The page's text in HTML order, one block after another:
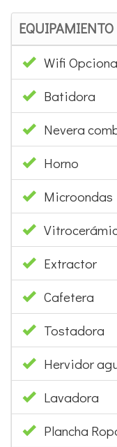
EQUIPAMIENTO
Wifi
Batidora
Nevera
Horno
Microondas
Extractor
Cafetera
Tostadora
Hervidor
Lavadora
Plancha